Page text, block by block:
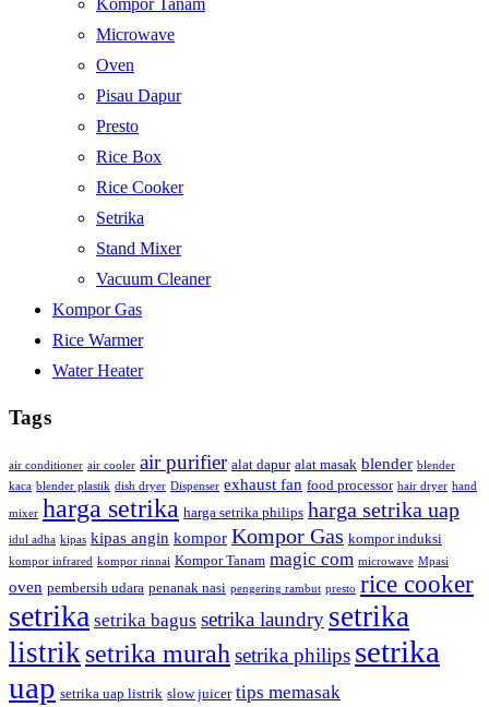
Microwave
Oven
Pisau Dapur
Presto
Rice Box
Rice Cooker
Setrika
Stand Mixer
Vacuum Cleaner
Kompor Gas
Rice Warmer
Water Heater
Tags
air conditioner air cooler air purifier alat dapur alat masak blender blender
kaca blender plastik dish dryer Dispenser exhaust fan food processor hair dryer hand
mixer harga setrika harga setrika philips harga setrika uap
idul adha kipas kipas angin kompor Kompor Gas kompor induksi
kompor infrared kompor rinnai Kompor Tanam magic com microwave Mpasi
oven pembersih udara penanak nasi pengering rambut presto rice cooker
setrika setrika bagus setrika laundry setrika
listriksetrika murah setrika philips setrika
uap setrika uap listrik slow juicer tips memasak